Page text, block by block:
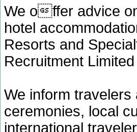
We offer advice
hotel
Resorts and
Recruitment
We inform
ceremonies, local
international